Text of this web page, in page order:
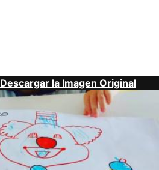
Descargar la Imagen Original